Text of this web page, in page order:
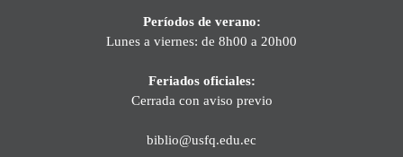
Períodos de verano:
Lunes a viernes: de 8h00 a 20h00
Feriados oficiales:
Cerrada con aviso previo
biblio@usfq.edu.ec